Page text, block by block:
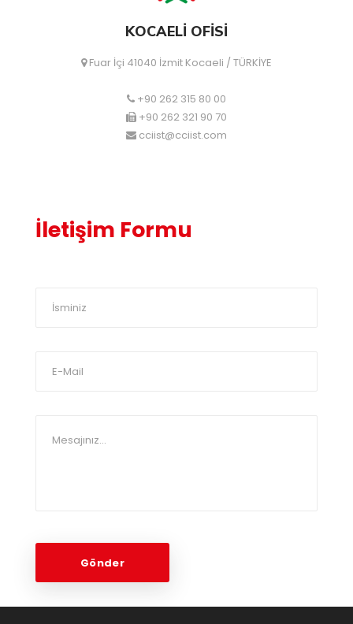
KOCAELİ OFİSİ
Fuar İçi 41040 İzmit Kocaeli / TÜRKİYE
+90 262 315 80 00
+90 262 321 90 70
cciist@cciist.com
İletişim Formu